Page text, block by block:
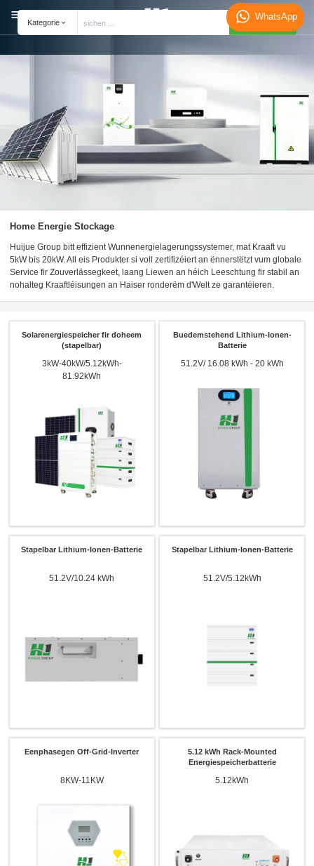
WhatsApp
Kategorie Sich
Home Energie Stockage
Huijue Group bitt effizient Wunnenergielagerungssystemer, mat Kraaft vu
5kW bis 20kW. All eis Produkter si voll zertifizéiert an ënnerstëtzt vum globale
Service fir Zouverlässegkeet, laang Liewen an héich Leeschtung fir stabil an
nohalteg Kraaftléisungen an Haiser ronderëm d'Welt ze garantéieren.
Solarenergiespeicher fir doheem
(stapelbar)
3kW-40kW/5.12kWh-
81.92kWh
Buedemstehend Lithium-Ionen-
Batterie
51.2V/ 16.08 kWh - 20 kWh
Stapelbar Lithium-Ionen-Batterie
51.2V/10.24 kWh
Stapelbar Lithium-Ionen-Batterie
51.2V/5.12kWh
Eenphasegen Off-Grid-Inverter
8KW-11KW
5.12 kWh Rack-Mounted
Energiespeicherbatterie
5.12kWh